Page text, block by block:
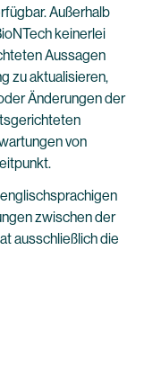
Außerhalb
keinerlei
Aussagen
zu aktualisieren,
Änderungen der
von
zwischen der
ausschließlich die